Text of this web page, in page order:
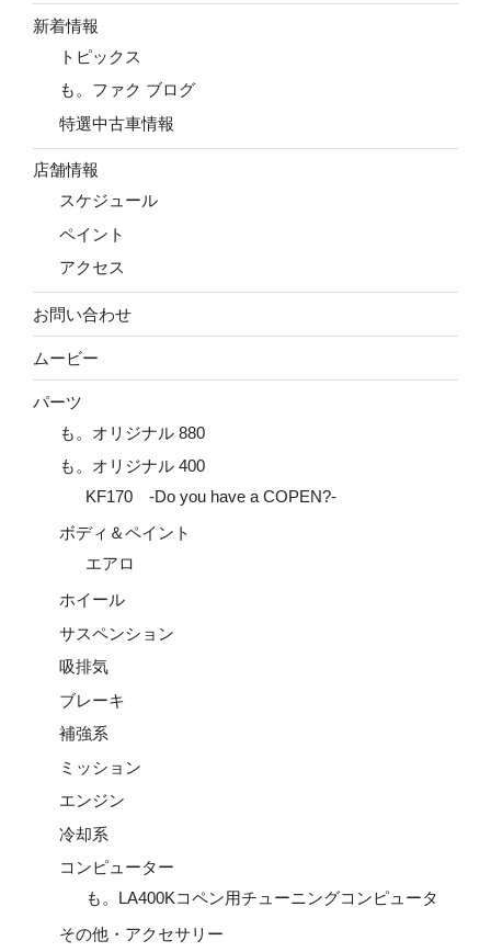
新着情報
トピックス
も。ファク ブログ
特選中古車情報
店舗情報
スケジュール
ペイント
アクセス
お問い合わせ
ムービー
パーツ
も。オリジナル 880
も。オリジナル 400
KF170 -Do you have a COPEN?-
ボディ＆ペイント
エアロ
ホイール
サスペンション
吸排気
ブレーキ
補強系
ミッション
エンジン
冷却系
コンピューター
も。LA400Kコペン用チューニングコンピュータ
その他・アクセサリー